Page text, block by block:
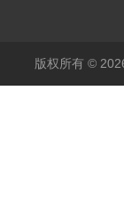
版权所有 ©